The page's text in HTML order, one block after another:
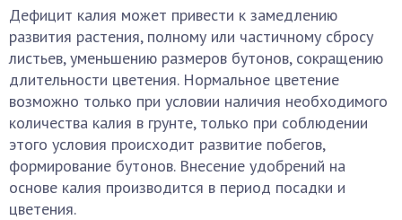
Дефицит калия может привести к замедлению
развития растения, полному или частичному сбросу
листьев, уменьшению размеров бутонов, сокращению
длительности цветения. Нормальное цветение
возможно только при условии наличия необходимого
количества калия в грунте, только при соблюдении
этого условия происходит развитие побегов,
формирование бутонов. Внесение удобрений на
основе калия производится в период посадки и
цветения.